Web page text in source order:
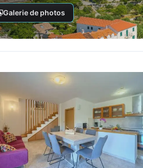
Galerie de photos